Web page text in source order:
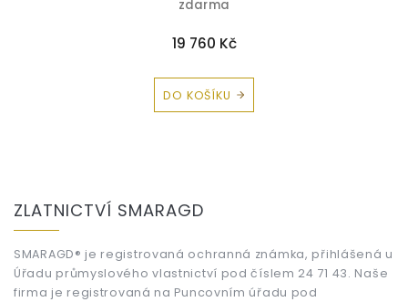
zdarma
19 760 Kč
DO KOŠÍKU
ZLATNICTVÍ SMARAGD
SMARAGD® je registrovaná ochranná známka, přihlášená u
Úřadu průmyslového vlastnictví pod číslem 24 71 43. Naše
firma je registrovaná na Puncovním úřadu pod